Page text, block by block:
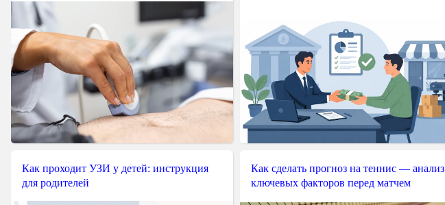
Как проходит УЗИ у детей: инструкция
для родителей
Как сделать прогноз на теннис — анализ
ключевых факторов перед матчем